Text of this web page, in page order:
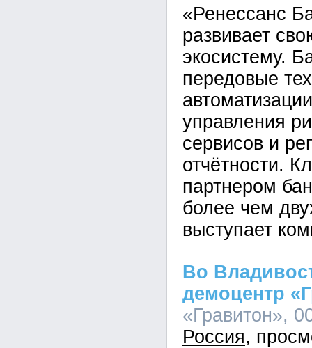
«Ренессанс
развивает
экосистему.
передовые
управления
сервисов и
отчётности.
партнером
более чем
выступает
Во
демоцентр
«Гравитон»,
Россия